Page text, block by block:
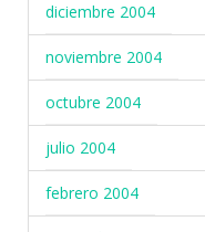
diciembre 2004
noviembre 2004
octubre 2004
julio 2004
febrero 2004